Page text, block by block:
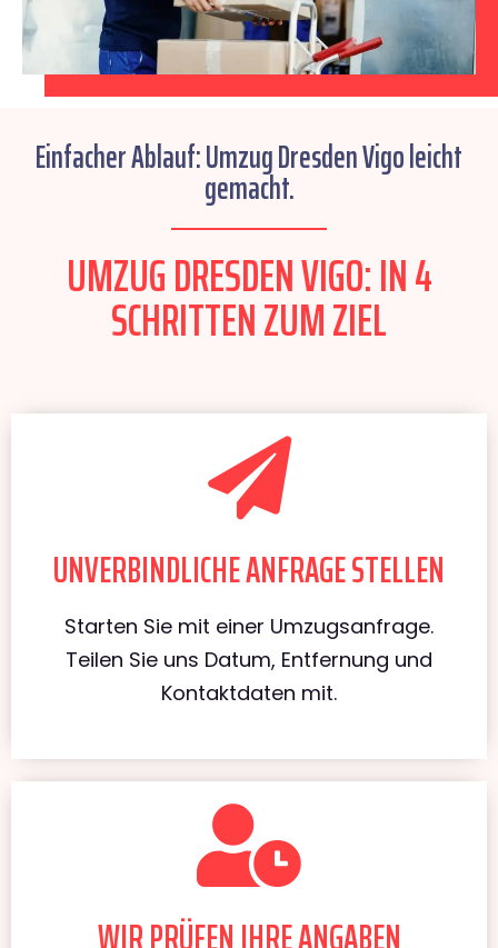
Einfacher Ablauf: Umzug Dresden Vigo leicht
gemacht.
UMZUG DRESDEN VIGO: IN 4
SCHRITTEN ZUM ZIEL
UNVERBINDLICHE ANFRAGE STELLEN
Starten Sie mit einer Umzugsanfrage.
Teilen Sie uns Datum, Entfernung und
Kontaktdaten mit.